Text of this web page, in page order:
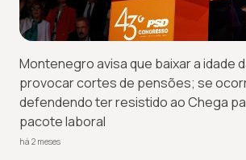
Montenegro avisa que baixar a idade
provocar cortes de pensões; se
defendendo ter resistido ao Chega
pacote laboral
há 2 meses